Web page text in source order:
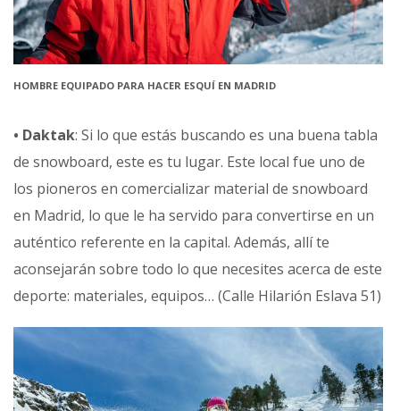
HOMBRE EQUIPADO PARA HACER ESQUÍ EN MADRID
• Daktak: Si lo que estás buscando es una buena tabla
de snowboard, este es tu lugar. Este local fue uno de
los pioneros en comercializar material de snowboard
en Madrid, lo que le ha servido para convertirse en un
auténtico referente en la capital. Además, allí te
aconsejarán sobre todo lo que necesites acerca de este
deporte: materiales, equipos… (Calle Hilarión Eslava 51)